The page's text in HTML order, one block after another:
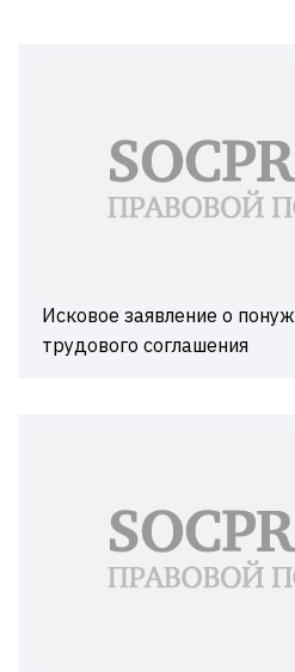
Исковое заявление о
трудового соглашения